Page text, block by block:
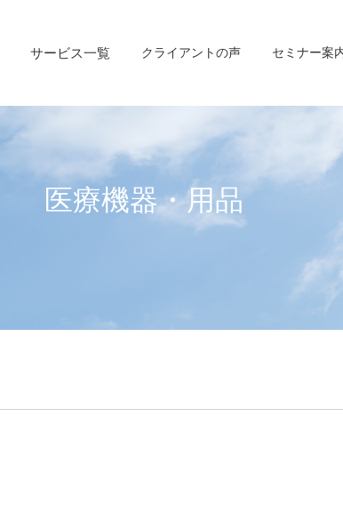
サービス一覧 クライアントの声 セミナー案
医療機器・用品